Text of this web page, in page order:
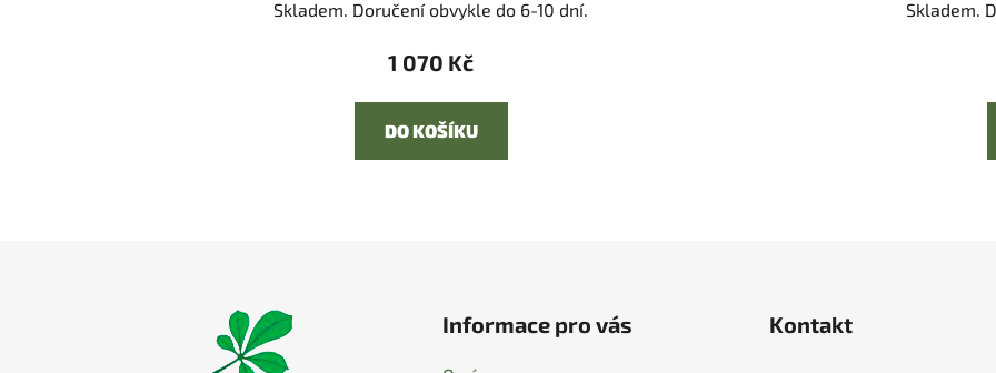
Skladem. Doručení obvykle do 6-10 dní.
1 070 Kč
DO KOŠÍKU
Skladem.
Informace pro vás Kontakt